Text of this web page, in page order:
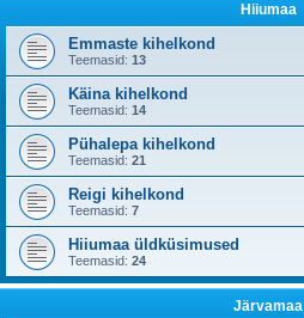
Hiiumaa
Emmaste kihelkond
Teemasid: 13
Käina kihelkond
Teemasid: 14
Pühalepa kihelkond
Teemasid: 21
Reigi kihelkond
Teemasid: 7
Hiiumaa üldküsimused
Teemasid: 24
Järvamaa